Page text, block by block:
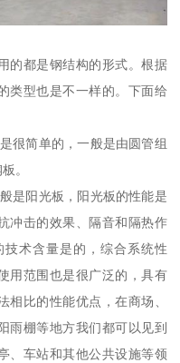
的都是钢结构的形式。根据
类型也是不一样的。下面给
很简单的，一般是由圆管组
。
是阳光板，阳光板的性能是
冲击的效果、隔音和隔热作
术含量是的，综合系统性
用范围也是很广泛的，具有
相比的性能优点，在商场、
雨棚等地方我们都可以见到
、车站和其他公共设施等领